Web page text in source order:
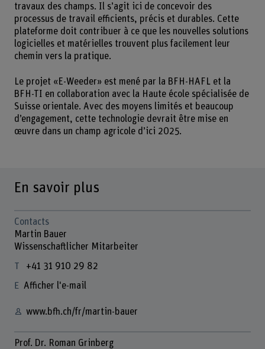
travaux des champs. Il s’agit ici de concevoir des
processus de travail efficients, précis et durables. Cette
plateforme doit contribuer à ce que les nouvelles solutions
logicielles et matérielles trouvent plus facilement leur
chemin vers la pratique.
Le projet «E-Weeder» est mené par la BFH-HAFL et la
BFH-TI en collaboration avec la Haute école spécialisée de
Suisse orientale. Avec des moyens limités et beaucoup
d’engagement, cette technologie devrait être mise en
œuvre dans un champ agricole d’ici 2025.
En savoir plus
Contacts
Martin Bauer
Wissenschaftlicher Mitarbeiter
+41 31 910 29 82
Afficher l'e-mail
www.bfh.ch/fr/martin-bauer
Prof. Dr. Roman Grinberg